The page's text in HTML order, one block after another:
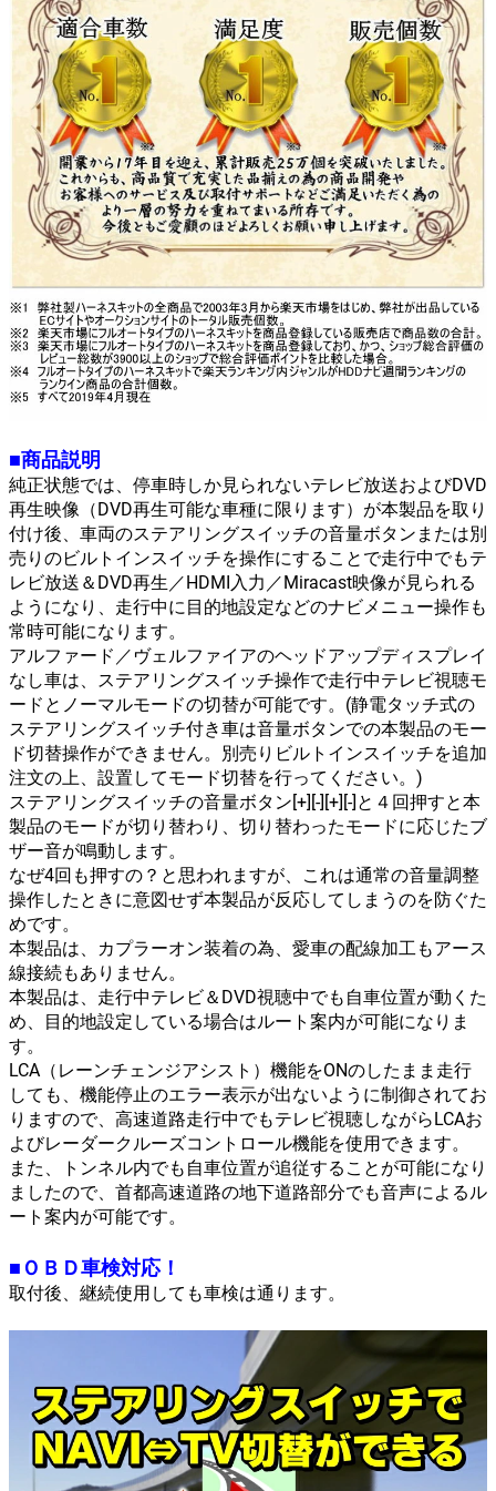
■商品説明
純正状態では、停車時しか見られないテレビ放送およびDVD
再生映像（DVD再生可能な車種に限ります）が本製品を取り
付け後、車両のステアリングスイッチの音量ボタンまたは別
売りのビルトインスイッチを操作にすることで走行中でもテ
レビ放送＆DVD再生／HDMI入力／Miracast映像が見られる
ようになり、走行中に目的地設定などのナビメニュー操作も
常時可能になります。
アルファード／ヴェルファイアのヘッドアップディスプレイ
なし車は、ステアリングスイッチ操作で走行中テレビ視聴モ
ードとノーマルモードの切替が可能です。(静電タッチ式の
ステアリングスイッチ付き車は音量ボタンでの本製品のモー
ド切替操作ができません。別売りビルトインスイッチを追加
注文の上、設置してモード切替を行ってください。)
ステアリングスイッチの音量ボタン[+][-][+][-]と４回押すと本
製品のモードが切り替わり、切り替わったモードに応じたブ
ザー音が鳴動します。
なぜ4回も押すの？と思われますが、これは通常の音量調整
操作したときに意図せず本製品が反応してしまうのを防ぐた
めです。
本製品は、カプラーオン装着の為、愛車の配線加工もアース
線接続もありません。
本製品は、走行中テレビ＆DVD視聴中でも自車位置が動くた
め、目的地設定している場合はルート案内が可能になりま
す。
LCA（レーンチェンジアシスト）機能をONのしたまま走行
しても、機能停止のエラー表示が出ないように制御されてお
りますので、高速道路走行中でもテレビ視聴しながらLCAお
よびレーダークルーズコントロール機能を使用できます。
また、トンネル内でも自車位置が追従することが可能になり
ましたので、首都高速道路の地下道路部分でも音声によるル
ート案内が可能です。
■ＯＢＤ車検対応！
取付後、継続使用しても車検は通ります。